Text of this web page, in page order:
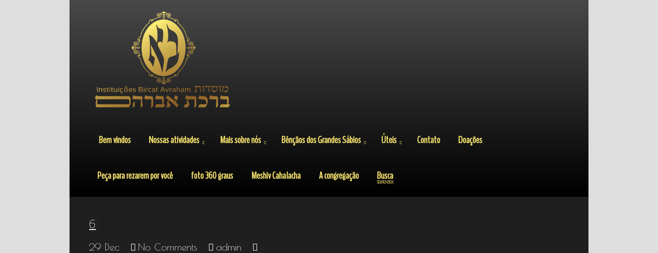
Bem vindos Nossas atividades Mais sobre nós Bênçãos dos Grandes Sábios Úteis Contato Doações
Peça para rezarem por você foto 360 graus Meshiv Cahalacha A congregação Busca
SEARCH BOX
6
29 Dec No Comments admin